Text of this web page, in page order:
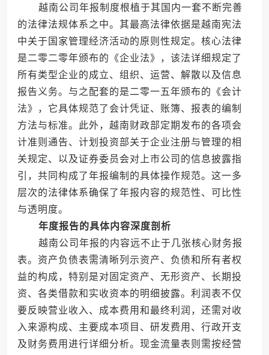
越南公司年报制度根植于其国内一套不断完善
的法律法规体系之中。其最高法律依据是越南宪法
中关于国家管理经济活动的原则性规定。核心法律
是二零二零年颁布的《企业法》，该法详细规定了
所有类型企业的成立、组织、运营、解散以及信息
报告义务。与之配套的是二零一五年颁布的《会计
法》，它具体规范了会计凭证、账簿、报表的编制
方法与标准。此外，越南财政部定期发布的各项会
计准则通告、计划投资部关于企业注册与管理的相
关规定、以及证券委员会对上市公司的信息披露指
引，共同构成了年报编制的具体操作规范。这一多
层次的法律体系确保了年报内容的规范性、可比性
与透明度。
年度报告的具体内容深度剖析
越南公司年报的内容远不止于几张核心财务报
表。资产负债表需清晰列示资产、负债和所有者权
益的构成，特别是对固定资产、无形资产、长期投
资、各类借款和实收资本的明细披露。利润表不仅
要反映营业收入、成本费用和最终利润，还需对收
入来源构成、主要成本项目、研发费用、行政开支
及财务费用进行详细分析。现金流量表则需按经营